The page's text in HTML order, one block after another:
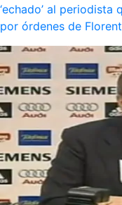
‘echado’ al periodista
por órdenes de